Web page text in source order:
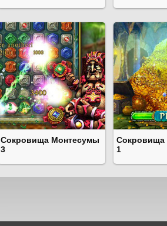
Сокровища Монтесумы
3
Сокровища
1